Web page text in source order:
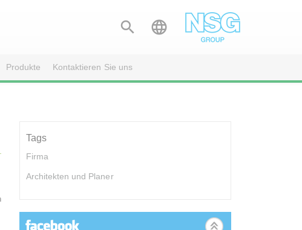
 
Produkte Kontaktieren Sie uns
Tags
Firma
Architekten und Planer